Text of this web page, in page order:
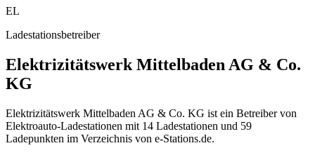
EL
Ladestationsbetreiber
Elektrizitätswerk Mittelbaden AG & Co.
KG
Elektrizitätswerk Mittelbaden AG & Co. KG ist ein Betreiber von
Elektroauto-Ladestationen mit 14 Ladestationen und 59
Ladepunkten im Verzeichnis von e-Stations.de.